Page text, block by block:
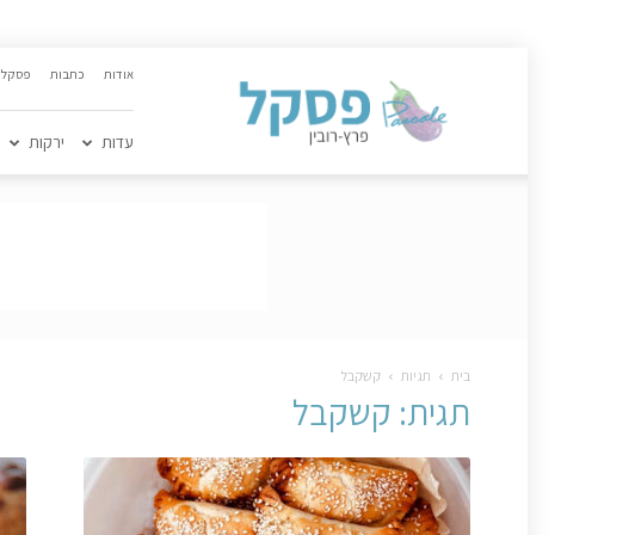
הקולינרי
פסקל
אודות כתבות פסקל TV
עדות ירקות
בית תגיות קשקבל
תגית: קשקבל